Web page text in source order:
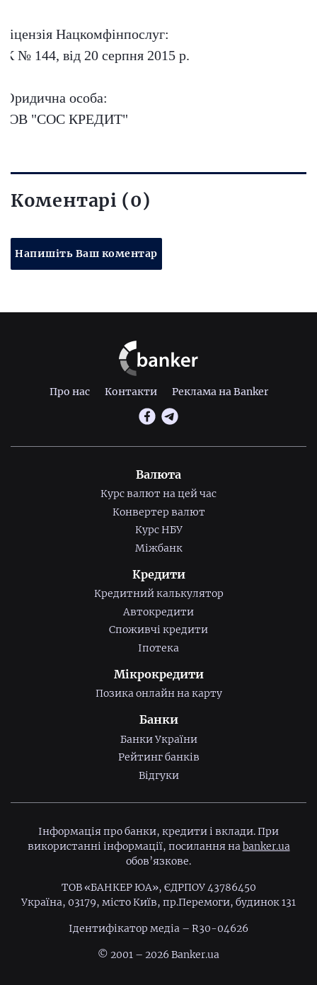
Ліцензія Нацкомфінпослуг:
ІК № 144, від 20 серпня 2015 р.
Юридична особа:
ТОВ "СОС КРЕДИТ"
Коментарі (0)
Напишіть Ваш коментар
Про нас Контакти Реклама на Banker
Валюта
Курс валют на цей час
Конвертер валют
Курс НБУ
Міжбанк
Кредити
Кредитний калькулятор
Автокредити
Споживчі кредити
Іпотека
Мікрокредити
Позика онлайн на карту
Банки
Банки України
Рейтинг банків
Відгуки
Інформація про банки, кредити і вклади. При
використанні інформації, посилання наbanker.ua
обов’язкове.
ТОВ «БАНКЕР ЮА», ЄДРПОУ 43786450
Україна, 03179, місто Київ, пр.Перемоги, будинок 131
Ідентифiкатор медiа – R30-04626
© 2001 – 2026 Banker.ua